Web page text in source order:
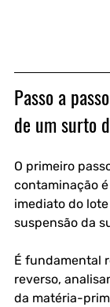
Passo a
de um surto
O primeiro
contaminação
imediato do
suspensão da
É fundamental
reverso,
da matéria-